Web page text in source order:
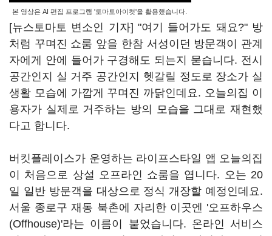
본 영상은 AI 편집 프로그램 '토마토아이컷'을 활용했습니다.
[뉴스토마토 변소인 기자] "여기 들어가도 돼요?" 방
처럼 꾸며진 쇼룸 앞을 한참 서성이던 방문객이 관계
자에게 안에 들어가 구경해도 되는지 묻습니다. 전시
공간인지 실 거주 공간인지 헷갈릴 정도로 장소가 실
생활 모습에 가깝게 꾸며진 까닭인데요. 오늘의집 이
용자가 실제로 거주하는 방의 모습을 그대로 재현했
다고 합니다.
버킷플레이스가 운영하는 라이프스타일 앱 오늘의집
이 처음으로 상설 오프라인 쇼룸을 엽니다. 오는 20
일 일반 방문객을 대상으로 정식 개장할 예정인데요.
서울 종로구 재동 북촌에 자리한 이곳엔 '오프하우스
(Offhouse)'라는 이름이 붙었습니다. 온라인 서비스